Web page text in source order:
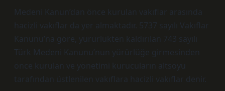
Medeni Kanun’dan önce kurulan vakıflar arasında
hacizli vakıflar da yer almaktadır. 5737 sayılı Vakıflar
Kanunu’na göre, yürürlükten kaldırılan 743 sayılı
Türk Medeni Kanunu’nun yürürlüğe girmesinden
önce kurulan ve yönetimi kurucuların altsoyu
tarafından üstlenilen vakıflara hacizli vakıflar denir.